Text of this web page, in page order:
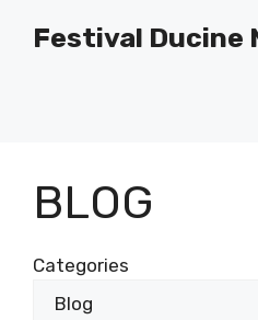
Festival Ducine
BLOG
Categories